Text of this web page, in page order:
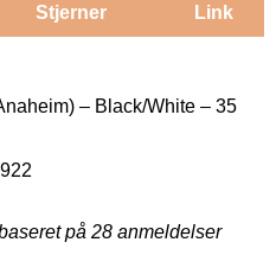
Stjerner Link
– Black/White – 35
på 28 anmeldelser